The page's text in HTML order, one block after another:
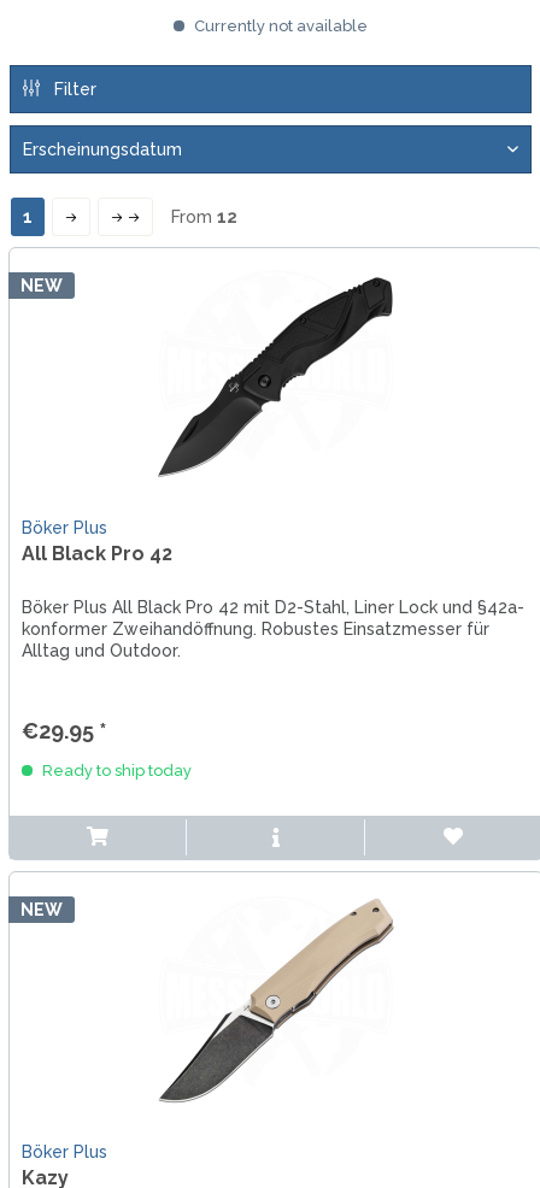
Currently not available
Filter
1 From 12
NEW
Böker Plus
All Black Pro 42
Böker Plus All Black Pro 42 mit D2-Stahl, Liner Lock und §42a-
konformer Zweihandöffnung. Robustes Einsatzmesser für
Alltag und Outdoor.
€29.95 *
Ready to ship today
NEW
Böker Plus
Kazy